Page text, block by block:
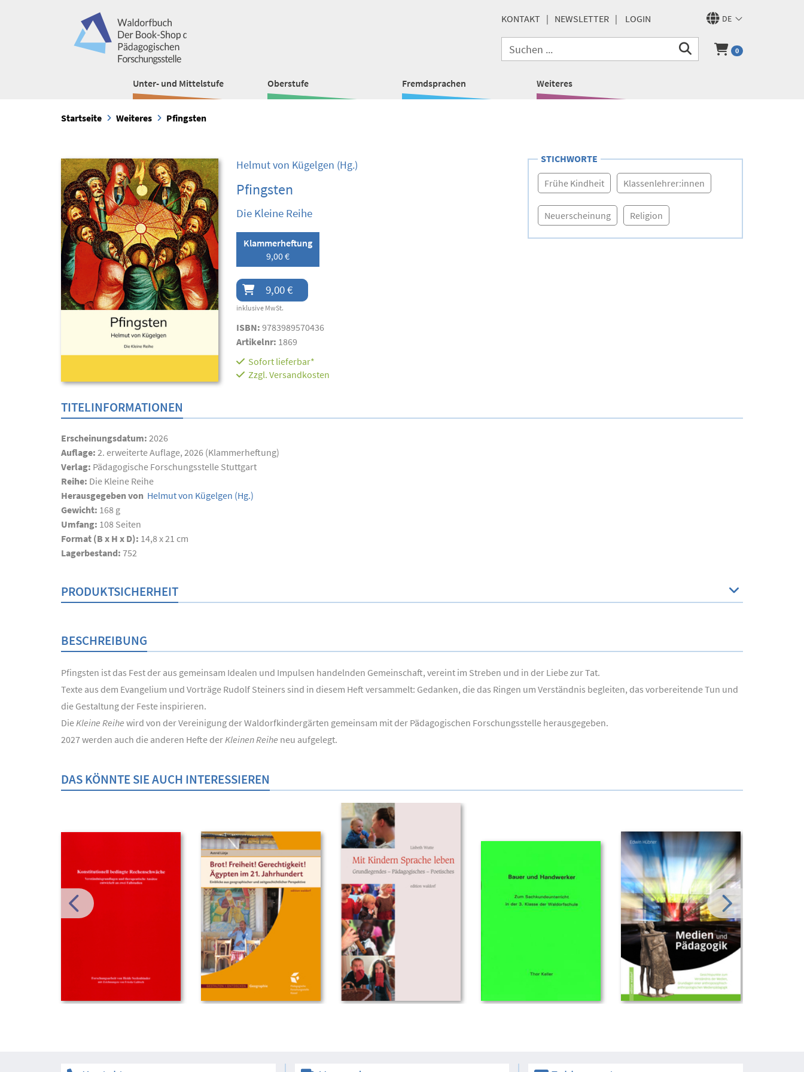
DE
KONTAKT NEWSLETTER LOGIN
0
Unter- und Mittelstufe Oberstufe Fremdsprachen Weiteres
Startseite Weiteres Pfingsten
Helmut von Kügelgen (Hg.)
Pfingsten
Die Kleine Reihe
Klammerheftung
9,00 €
9,00 €
inklusive MwSt.
ISBN: 9783989570436
Artikelnr: 1869
Sofort lieferbar*
Zzgl. Versandkosten
STICHWORTE
Frühe Kindheit Klassenlehrer:innen
Neuerscheinung Religion
TITELINFORMATIONEN
Erscheinungsdatum: 2026
Auflage: 2. erweiterte Auflage, 2026 (Klammerheftung)
Verlag: Pädagogische Forschungsstelle Stuttgart
Reihe: Die Kleine Reihe
Herausgegeben von Helmut von Kügelgen (Hg.)
Gewicht: 168 g
Umfang: 108 Seiten
Format (B x H x D): 14,8 x 21 cm
Lagerbestand: 752
PRODUKTSICHERHEIT
BESCHREIBUNG
Pfingsten ist das Fest der aus gemeinsam Idealen und Impulsen handelnden Gemeinschaft, vereint im Streben und in der Liebe zur Tat.
Texte aus dem Evangelium und Vorträge Rudolf Steiners sind in diesem Heft versammelt: Gedanken, die das Ringen um Verständnis begleiten, das vorbereitende Tun und
die Gestaltung der Feste inspirieren.
Die Kleine Reihe wird von der Vereinigung der Waldorfkindergärten gemeinsam mit der Pädagogischen Forschungsstelle herausgegeben.
2027 werden auch die anderen Hefte der Kleinen Reihe neu aufgelegt.
DAS KÖNNTE SIE AUCH INTERESSIEREN